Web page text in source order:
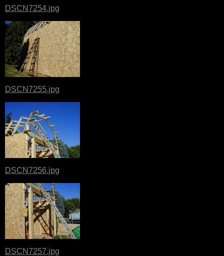
DSCN7254.jpg
DSCN7255.jpg
DSCN7256.jpg
DSCN7257.jpg